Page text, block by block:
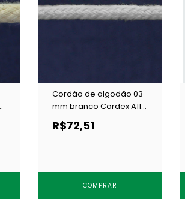
Cordão de algodão 03
mm branco Cordex A11 B
c/ 200 m
R$72,51
COMPRAR